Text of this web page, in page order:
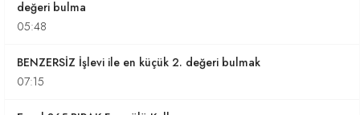
değeri bulma
05:48
BENZERSİZ İşlevi ile en küçük 2. değeri bulmak
07:15